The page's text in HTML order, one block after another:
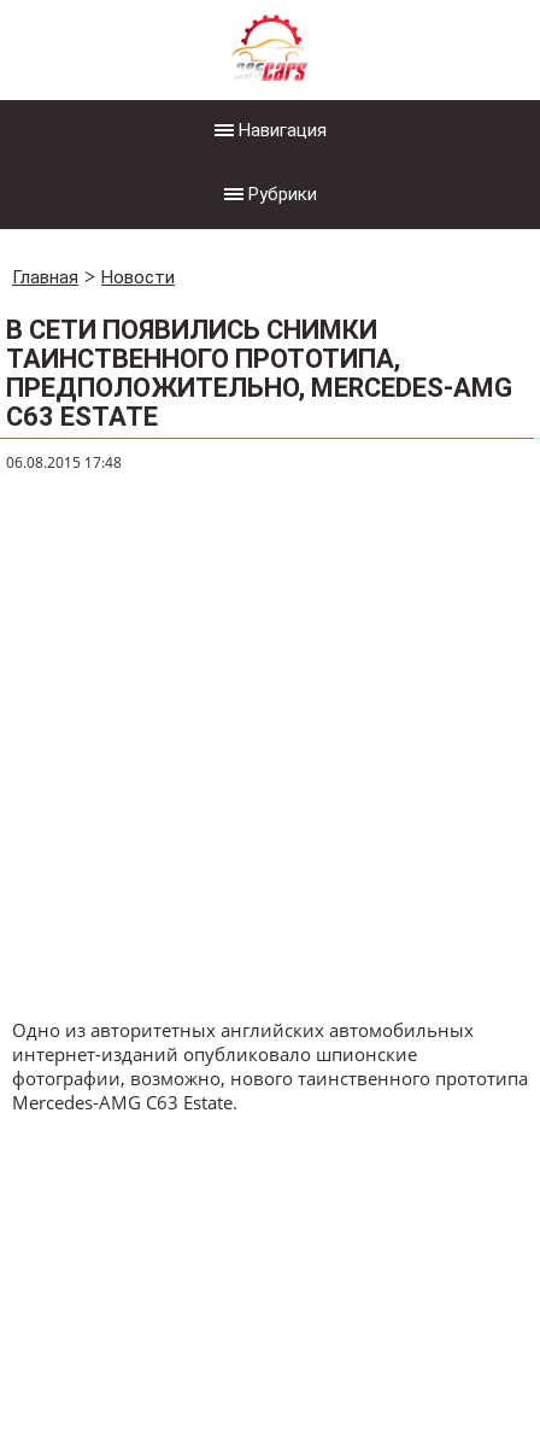
Навигация
Рубрики
Главная Новости
В СЕТИ ПОЯВИЛИСЬ СНИМКИ
ТАИНСТВЕННОГО ПРОТОТИПА,
ПРЕДПОЛОЖИТЕЛЬНО, MERCEDES-AMG
C63 ESTATE
06.08.2015 17:48
Одно из авторитетных английских автомобильных
интернет-изданий опубликовало шпионские
фотографии, возможно, нового таинственного прототипа
Mercedes-AMG C63 Estate.